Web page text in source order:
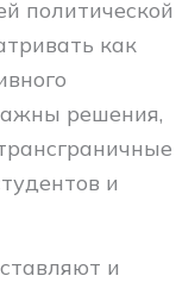
политической
как
решения,
и
и